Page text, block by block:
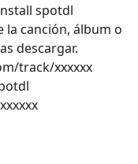
spotdl
la canción, álbum o
descargar.
track/xxxxxx